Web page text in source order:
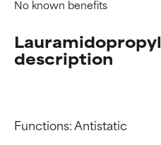
No known benefits
description
Functions: Antistatic